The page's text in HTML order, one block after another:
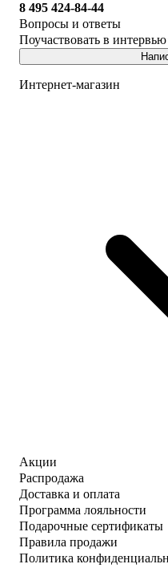
8 495 424-84-44
Вопросы и ответы
Поучаствовать в интервью
Интернет-магазин
Акции
Распродажа
Доставка и оплата
Программа лояльности
Подарочные сертификаты
Правила продажи
Политика